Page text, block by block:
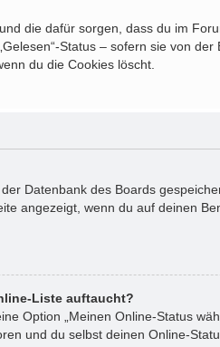
die dafür sorgen, dass du im
Status – sofern sie von
du die Cookies löscht.
Datenbank des Boards
angezeigt, wenn du auf deinen
Liste auftaucht?
Option „Meinen Online-Status
und du selbst deinen Online-